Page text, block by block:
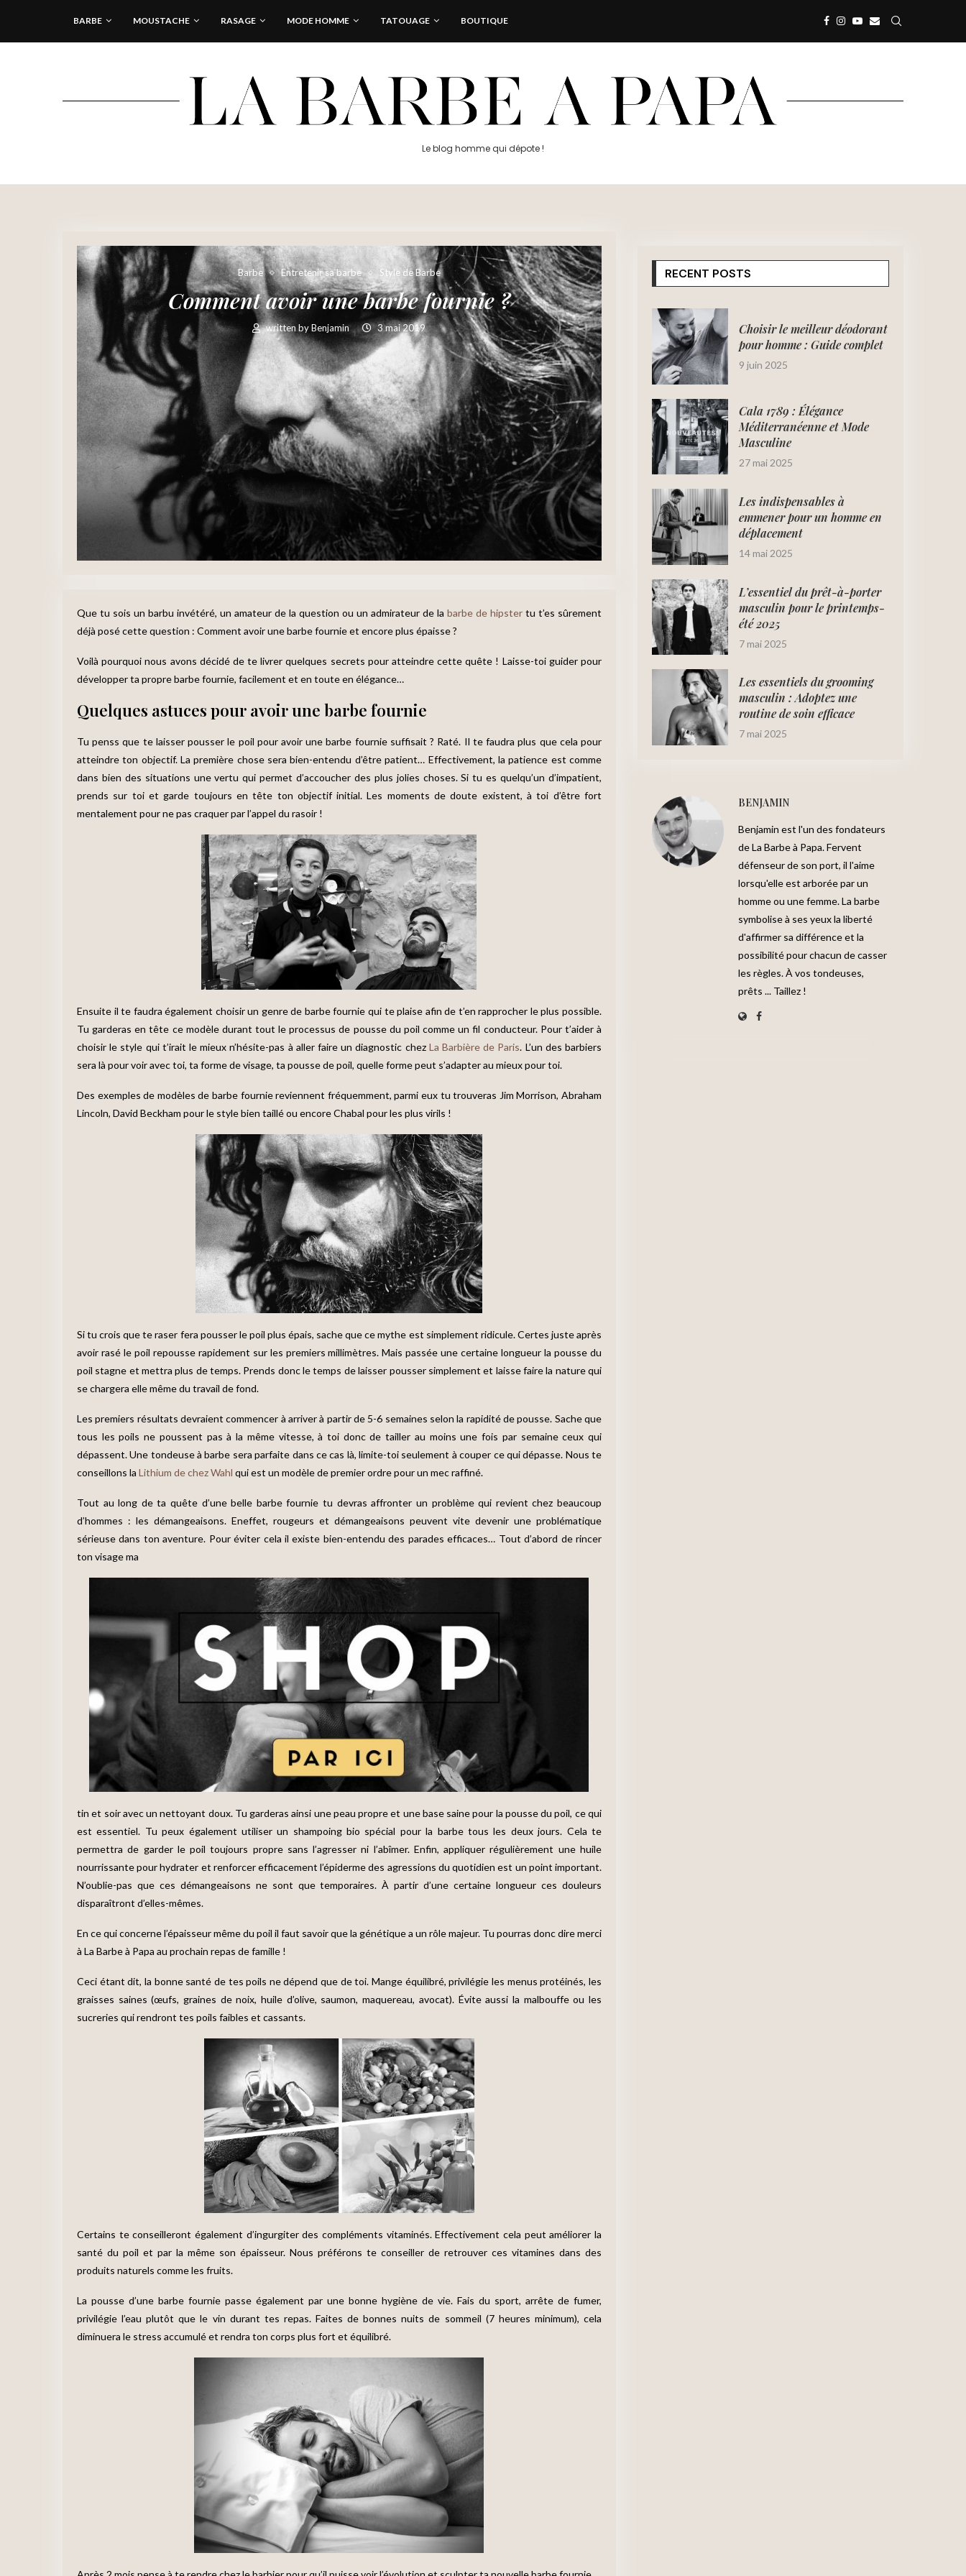
BARBE MOUSTACHE RASAGE MODE HOMME TATOUAGE BOUTIQUE
Le blog homme qui dépote !
Barbe Entretenir sa barbe Style de Barbe
Comment avoir une barbe fournie ?
written byBenjamin 3 mai 2019
Que tu sois un barbu invétéré, un amateur de la question ou un admirateur de la barbe de hipster tu t’es sûrement
déjà posé cette question : Comment avoir une barbe fournie et encore plus épaisse ?
Voilà pourquoi nous avons décidé de te livrer quelques secrets pour atteindre cette quête ! Laisse-toi guider pour
développer ta propre barbe fournie, facilement et en toute en élégance…
Quelques astuces pour avoir une barbe fournie
Tu penss que te laisser pousser le poil pour avoir une barbe fournie suffisait ? Raté. Il te faudra plus que cela pour
atteindre ton objectif. La première chose sera bien-entendu d’être patient… Effectivement, la patience est comme
dans bien des situations une vertu qui permet d’accoucher des plus jolies choses. Si tu es quelqu’un d’impatient,
prends sur toi et garde toujours en tête ton objectif initial. Les moments de doute existent, à toi d’être fort
mentalement pour ne pas craquer par l’appel du rasoir !
Ensuite il te faudra également choisir un genre de barbe fournie qui te plaise afin de t’en rapprocher le plus possible.
Tu garderas en tête ce modèle durant tout le processus de pousse du poil comme un fil conducteur. Pour t’aider à
choisir le style qui t’irait le mieux n’hésite-pas à aller faire un diagnostic chez La Barbière de Paris. L’un des barbiers
sera là pour voir avec toi, ta forme de visage, ta pousse de poil, quelle forme peut s’adapter au mieux pour toi.
Des exemples de modèles de barbe fournie reviennent fréquemment, parmi eux tu trouveras Jim Morrison, Abraham
Lincoln, David Beckham pour le style bien taillé ou encore Chabal pour les plus virils !
Si tu crois que te raser fera pousser le poil plus épais, sache que ce mythe est simplement ridicule. Certes juste après
avoir rasé le poil repousse rapidement sur les premiers millimètres. Mais passée une certaine longueur la pousse du
poil stagne et mettra plus de temps. Prends donc le temps de laisser pousser simplement et laisse faire la nature qui
se chargera elle même du travail de fond.
Les premiers résultats devraient commencer à arriver à partir de 5-6 semaines selon la rapidité de pousse. Sache que
tous les poils ne poussent pas à la même vitesse, à toi donc de tailler au moins une fois par semaine ceux qui
dépassent. Une tondeuse à barbe sera parfaite dans ce cas là, limite-toi seulement à couper ce qui dépasse. Nous te
conseillons la Lithium de chez Wahl qui est un modèle de premier ordre pour un mec raffiné.
Tout au long de ta quête d’une belle barbe fournie tu devras affronter un problème qui revient chez beaucoup
d’hommes : les démangeaisons. Eneffet, rougeurs et démangeaisons peuvent vite devenir une problématique
sérieuse dans ton aventure. Pour éviter cela il existe bien-entendu des parades efficaces… Tout d’abord de rincer
ton visage ma
tin et soir avec un nettoyant doux. Tu garderas ainsi une peau propre et une base saine pour la pousse du poil, ce qui
est essentiel. Tu peux également utiliser un shampoing bio spécial pour la barbe tous les deux jours. Cela te
permettra de garder le poil toujours propre sans l’agresser ni l’abîmer. Enfin, appliquer régulièrement une huile
nourrissante pour hydrater et renforcer efficacement l’épiderme des agressions du quotidien est un point important.
N’oublie-pas que ces démangeaisons ne sont que temporaires. À partir d’une certaine longueur ces douleurs
disparaîtront d’elles-mêmes.
En ce qui concerne l’épaisseur même du poil il faut savoir que la génétique a un rôle majeur. Tu pourras donc dire merci
à La Barbe à Papa au prochain repas de famille !
Ceci étant dit, la bonne santé de tes poils ne dépend que de toi. Mange équilibré, privilégie les menus protéinés, les
graisses saines (œufs, graines de noix, huile d’olive, saumon, maquereau, avocat). Évite aussi la malbouffe ou les
sucreries qui rendront tes poils faibles et cassants.
Certains te conseilleront également d’ingurgiter des compléments vitaminés. Effectivement cela peut améliorer la
santé du poil et par la même son épaisseur. Nous préférons te conseiller de retrouver ces vitamines dans des
produits naturels comme les fruits.
La pousse d’une barbe fournie passe également par une bonne hygiène de vie. Fais du sport, arrête de fumer,
privilégie l’eau plutôt que le vin durant tes repas. Faites de bonnes nuits de sommeil (7 heures minimum), cela
diminuera le stress accumulé et rendra ton corps plus fort et équilibré.
RECENT POSTS
Choisir le meilleur déodorant
pour homme : Guide complet
9 juin 2025
Cala 1789 : Élégance
Méditerranéenne et Mode
Masculine
27 mai 2025
Les indispensables à
emmener pour un homme en
déplacement
14 mai 2025
L’essentiel du prêt-à-porter
masculin pour le printemps-
été 2025
7 mai 2025
Les essentiels du grooming
masculin : Adoptez une
routine de soin efficace
7 mai 2025
BENJAMIN
Benjamin est l'un des fondateurs
de La Barbe à Papa. Fervent
défenseur de son port, il l'aime
lorsqu'elle est arborée par un
homme ou une femme. La barbe
symbolise à ses yeux la liberté
d'affirmer sa différence et la
possibilité pour chacun de casser
les règles. À vos tondeuses,
prêts ... Taillez !